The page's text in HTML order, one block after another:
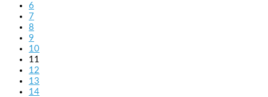
6
7
8
9
10
11
12
13
14